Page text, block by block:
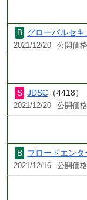
グローバルセキ
2021/12/20 公開価
JDSC （4418）
2021/12/20 公開価
ブロードエン
2021/12/16 公開価